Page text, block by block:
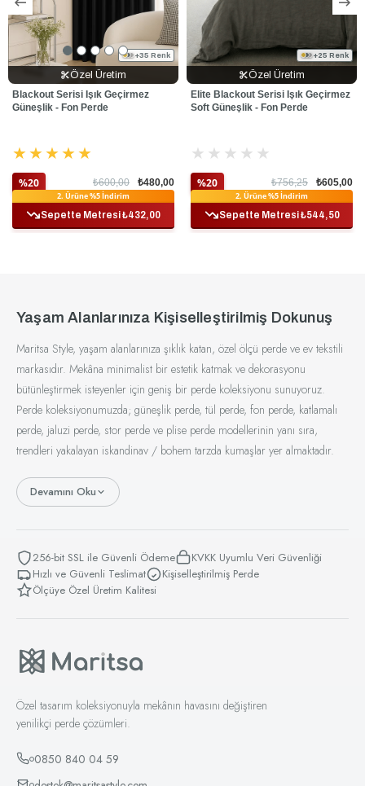
Geniş Kullanım Alanı: Keten görünümü, dayanıklı
ve örtücü yapısı sayesinde Salon, Yatak Odası,
Oturma Odası gibi mahremiyetin önemli olduğu
alanlarda güvenle tercih edilebilir.
Üretim Standartları:
Tüm perde kumaşlarımız,
aşamasında titizlikle seçilen ipliklerden dokunan bu
ürünleri, yaşam alanlarınızda gönül rahatlığıyla
kullanabilirsiniz.
yapabilirsiniz.
İpucu: Blackout (karartma) perdeler, sadece
karanlık sağlamakla kalmaz; yatak odaları, bebek
odaları veya vardiyalı çalışanların dinlenme alanları
için belirli oranda ısı ve ses yalıtımı bariyeri oluşturur.
Perdenizin etkisini uzun yıllar koruması için
etmenizi öneririz.
Hazırlık Süreci ve Teslimat
Bu perde, belirteceğiniz ölçülere göre size özel
hazırlanır. Düğmeleri dikilmiş, ütüsü yapılmış ve kullanıma
Dikim ve Malzeme:
Titizlikle hazırlanan kenar dikişleri, perdenin formunu
korumasını sağlar.
dahilinde en geç 5 iş günü içerisinde hazırlanmaktadır.
Özel Üretim
+35 Renk
Blackout Serisi Işık Geçirmez
Güneşlik - Fon Perde
★★★★★
₺480,00
₺600,00
%20
Ek %10 İndirim
Sepette Metresi ₺432,00
Özel Üretim
+25 Renk
Elite Blackout Serisi Işık Geçirmez
Soft Güneşlik - Fon Perde
★ ★ ★ ★ ★
₺605,00
₺756,25
%20
Ek %10 İndirim
Sepette Metresi ₺544,50
Yaşam Alanlarınıza Kişiselleştirilmiş Dokunuş
Maritsa Style, yaşam alanlarınıza şıklık katan, özel ölçü perde ve ev tekstili
markasıdır. Mekâna minimalist bir estetik katmak ve dekorasyonu
bütünleştirmek isteyenler için geniş bir perde koleksiyonu sunuyoruz.
Perde koleksiyonumuzda; güneşlik perde, tül perde, fon perde, katlamalı
perde, jaluzi perde, stor perde ve plise perde modellerinin yanı sıra,
trendleri yakalayan iskandinav / bohem tarzda kumaşlar yer almaktadır.
Devamını Oku
256-bit SSL ile Güvenli Ödeme
KVKK Uyumlu Veri Güvenliği
Hızlı ve Güvenli Teslimat
Kişiselleştirilmiş Perde
Ölçüye Özel Üretim Kalitesi
Özel tasarım koleksiyonuyla mekânın havasını değiştiren
yenilikçi perde çözümleri.
0850 840 04 59